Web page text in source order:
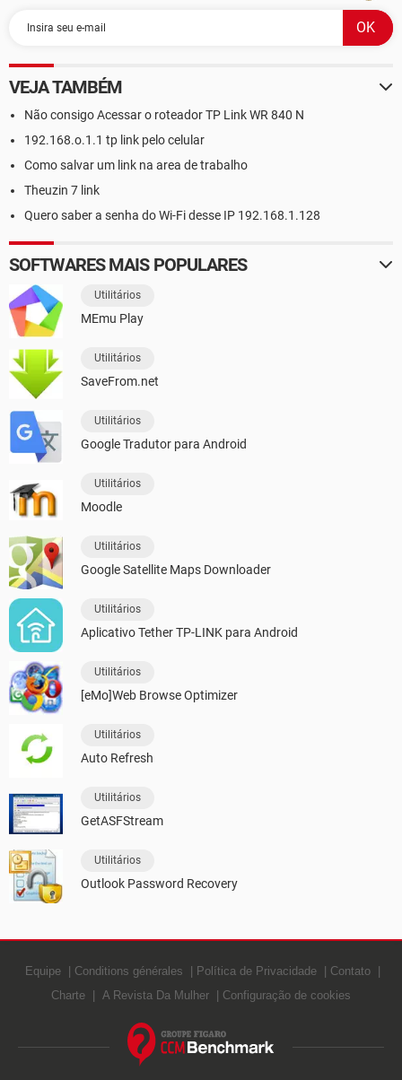
VEJA TAMBÉM
Não consigo Acessar o roteador TP Link WR 840 N
192.168.o.1.1 tp link pelo celular
Como salvar um link na area de trabalho
Theuzin 7 link
Quero saber a senha do Wi-Fi desse IP 192.168.1.128
SOFTWARES MAIS POPULARES
Utilitários
MEmu Play
Utilitários
SaveFrom.net
Utilitários
Google Tradutor para Android
Utilitários
Moodle
Utilitários
Google Satellite Maps Downloader
Utilitários
Aplicativo Tether TP-LINK para Android
Utilitários
[eMo]Web Browse Optimizer
Utilitários
Auto Refresh
Utilitários
GetASFStream
Utilitários
Outlook Password Recovery
Equipe Conditions générales Política de Privacidade
Contato
Charte
A Revista Da Mulher Configuração de cookies